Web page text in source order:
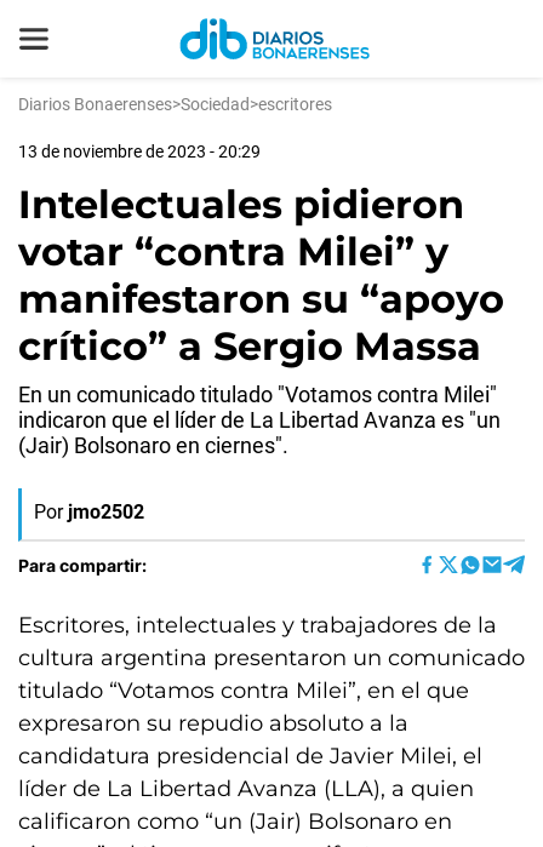
Diarios Bonaerenses>Sociedad>escritores
13 de noviembre de 2023 - 20:29
Intelectuales pidieron
votar “contra Milei” y
manifestaron su “apoyo
crítico” a Sergio Massa
En un comunicado titulado "Votamos contra Milei"
indicaron que el líder de La Libertad Avanza es "un
(Jair) Bolsonaro en ciernes".
Por jmo2502
Para compartir:
Escritores, intelectuales y trabajadores de la
cultura argentina presentaron un comunicado
titulado “Votamos contra Milei”, en el que
expresaron su repudio absoluto a la
candidatura presidencial de Javier Milei, el
líder de La Libertad Avanza (LLA), a quien
calificaron como “un (Jair) Bolsonaro en